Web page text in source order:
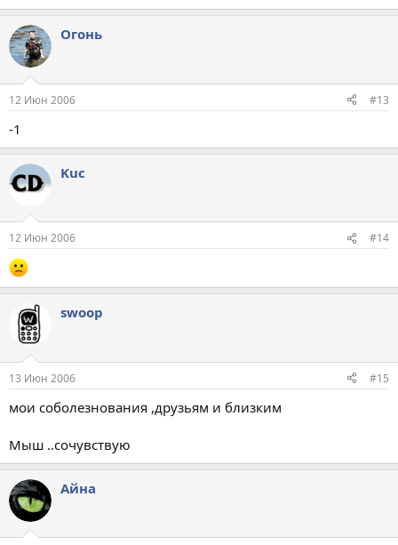
Огонь
12 Июн 2006 #13
-1
Kuc
12 Июн 2006 #14
swoop
13 Июн 2006 #15
мои соболезнования ,друзьям и близким
Мыш ..сочувствую
Айна